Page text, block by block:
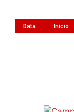
Data Inicio